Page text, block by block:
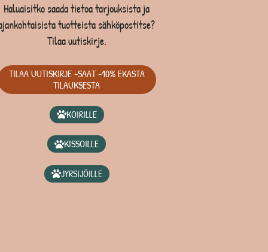
Haluaisitko saada tietoa tarjouksista ja
tuotteista sähköpostitse?
Tilaa uutiskirje.
TILAA UUTISKIRJE -SAAT -10% EKASTA
TILAUKSESTA
KOIRILLE
KISSOILLE
JYRSIJÖILLE